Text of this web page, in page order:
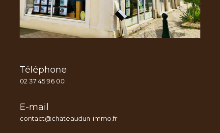
Téléphone
02 37 45 96 00
E-mail
contact@chateaudun-immo.fr